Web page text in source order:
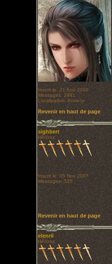
Inscrit le: 21 Aoû 2006
Messages: 2981
Localisation: Annecy
Revenir en haut de page
sighbert
HÃ©ros
Inscrit le: 05 Nov 2007
Messages: 535
Revenir en haut de page
elenril
HÃ©ros